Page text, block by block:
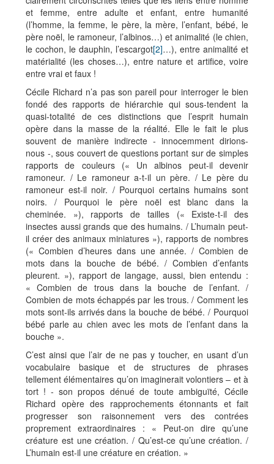
et femme, entre adulte et enfant, entre humanité
(l’homme, la femme, le père, la mère, l’enfant, bébé, le
père noël, le ramoneur, l’albinos…) et animalité (le chien,
le cochon, le dauphin, l’escargot[2]…), entre animalité et
matérialité (les choses…), entre nature et artifice, voire
entre vrai et faux !
Cécile Richard n’a pas son pareil pour interroger le bien
fondé des rapports de hiérarchie qui sous-tendent la
quasi-totalité de ces distinctions que l’esprit humain
opère dans la masse de la réalité. Elle le fait le plus
souvent de manière indirecte - innocemment dirions-
nous -, sous couvert de questions portant sur de simples
rapports de couleurs (« Un albinos peut-il devenir
ramoneur. / Le ramoneur a-t-il un père. / Le père du
ramoneur est-il noir. / Pourquoi certains humains sont
noirs. / Pourquoi le père noël est blanc dans la
cheminée. »), rapports de tailles (« Existe-t-il des
insectes aussi grands que des humains. / L’humain peut-
il créer des animaux miniatures »), rapports de nombres
(« Combien d’heures dans une année. / Combien de
mots dans la bouche de bébé. / Combien d’enfants
pleurent. »), rapport de langage, aussi, bien entendu :
« Combien de trous dans la bouche de l’enfant. /
Combien de mots échappés par les trous. / Comment les
mots sont-ils arrivés dans la bouche de bébé. / Pourquoi
bébé parle au chien avec les mots de l’enfant dans la
bouche ».
C’est ainsi que l’air de ne pas y toucher, en usant d’un
vocabulaire basique et de structures de phrases
tellement élémentaires qu’on imaginerait volontiers – et à
tort ! - son propos dénué de toute ambiguïté, Cécile
Richard opère des rapprochements étonnants et fait
progresser son raisonnement vers des contrées
proprement extraordinaires : « Peut-on dire qu’une
créature est une création. / Qu’est-ce qu’une création. /
L’humain est-il une créature en création. »